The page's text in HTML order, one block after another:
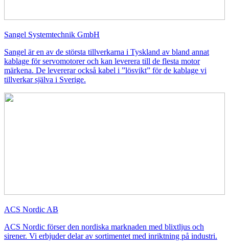
Sangel Systemtechnik GmbH
Sangel är en av de största tillverkarna i Tyskland av bland annat
kablage för servomotorer och kan leverera till de flesta motor
märkena. De levererar också kabel i ”lösvikt” för de kablage vi
tillverkar själva i Sverige.
ACS Nordic AB
ACS Nordic förser den nordiska marknaden med blixtljus och
sirener. Vi erbjuder delar av sortimentet med inriktning på industri.